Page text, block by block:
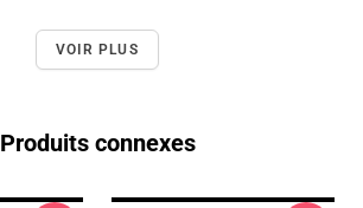
VOIR PLUS
Produits connexes